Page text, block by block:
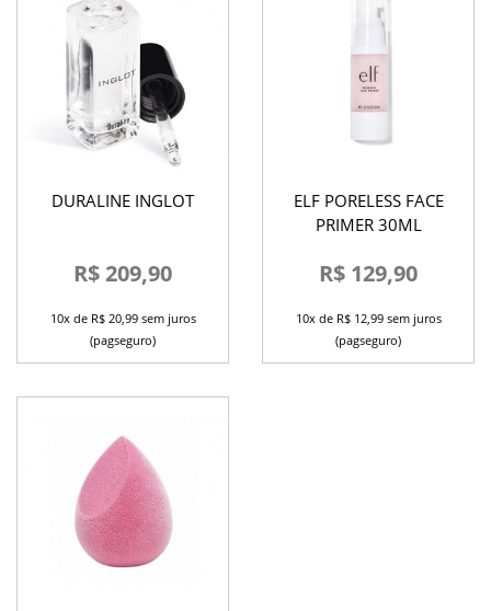
DURALINE INGLOT
R$ 209,90
10x de R$ 20,99 sem juros
(pagseguro)
ELF PORELESS FACE
PRIMER 30ML
R$ 129,90
10x de R$ 12,99 sem juros
(pagseguro)